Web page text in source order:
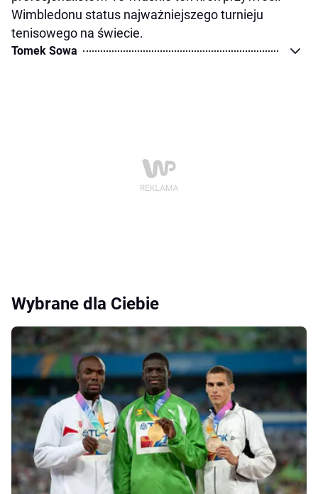
Wimbledonu status najważniejszego turnieju
tenisowego na świecie.
Tomek Sowa
Wybrane dla Ciebie